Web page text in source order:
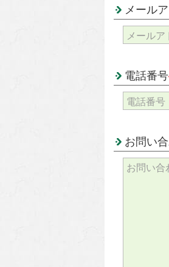
メール
電話番号
お問い